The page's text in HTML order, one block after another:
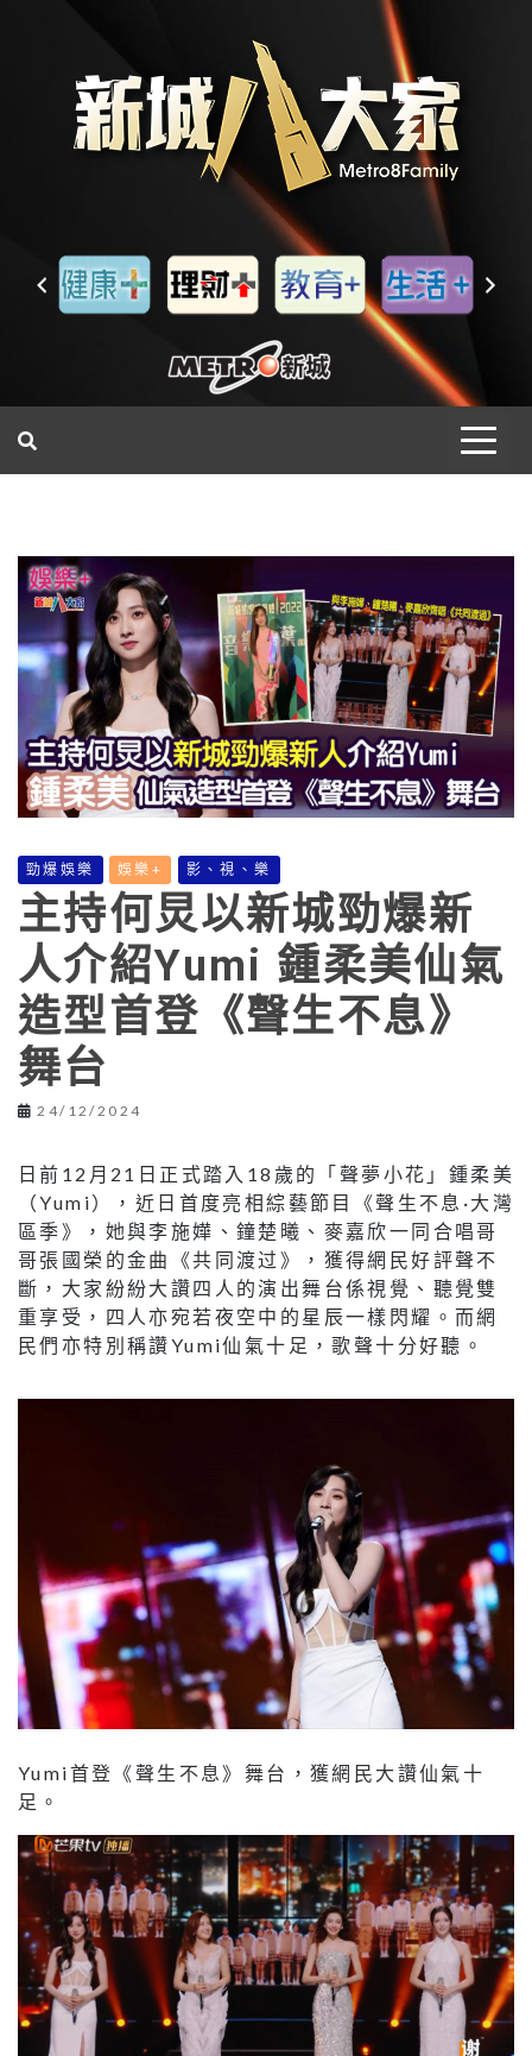
勁爆娛樂 娛樂+ 影、視、樂
主持何炅以新城勁爆新
人介紹Yumi 鍾柔美仙氣
造型首登《聲生不息》
舞台
24/12/2024
日前12月21日正式踏入18歲的「聲夢小花」鍾柔美
（Yumi），近日首度亮相綜藝節目《聲生不息·大灣
區季》，她與李施嬅、鐘楚曦、麥嘉欣一同合唱哥
哥張國榮的金曲《共同渡过》，獲得網民好評聲不
斷，大家紛紛大讚四人的演出舞台係視覺、聽覺雙
重享受，四人亦宛若夜空中的星辰一樣閃耀。而網
民們亦特別稱讚Yumi仙氣十足，歌聲十分好聽。
Yumi首登《聲生不息》舞台，獲網民大讚仙氣十
足。